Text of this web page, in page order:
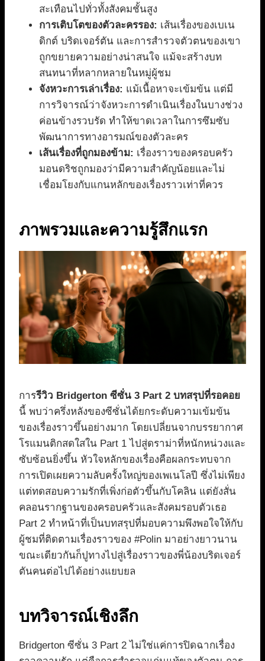
สะเทือนไปทั่วทั้งสังคมชั้นสูง
การเติบโตของตัวละครรอง: เส้นเรื่องของเบเน
ดิกต์ บริดเจอร์ตัน และการสำรวจตัวตนของเขา
ถูกขยายความอย่างน่าสนใจ แม้จะสร้างบท
สนทนาที่หลากหลายในหมู่ผู้ชม
จังหวะการเล่าเรื่อง: แม้เนื้อหาจะเข้มข้น แต่มี
การวิจารณ์ว่าจังหวะการดำเนินเรื่องในบางช่วง
ค่อนข้างรวบรัด ทำให้ขาดเวลาในการซึมซับ
พัฒนาการทางอารมณ์ของตัวละคร
เส้นเรื่องที่ถูกมองข้าม: เรื่องราวของครอบครัว
มอนดริชถูกมองว่ามีความสำคัญน้อยและไม่
เชื่อมโยงกับแกนหลักของเรื่องราวเท่าที่ควร
ภาพรวมและความรู้สึกแรก
การรีวิว Bridgerton ซีซั่น 3 Part 2 บทสรุปที่รอคอย
นี้ พบว่าครึ่งหลังของซีซั่นได้ยกระดับความเข้มข้น
ของเรื่องราวขึ้นอย่างมาก โดยเปลี่ยนจากบรรยากาศ
โรแมนติกสดใสใน Part 1 ไปสู่ดราม่าที่หนักหน่วงและ
ซับซ้อนยิ่งขึ้น หัวใจหลักของเรื่องคือผลกระทบจาก
การเปิดเผยความลับครั้งใหญ่ของเพเนโลปี ซึ่งไม่เพียง
แต่ทดสอบความรักที่เพิ่งก่อตัวขึ้นกับโคลิน แต่ยังสั่น
คลอนรากฐานของครอบครัวและสังคมรอบตัวเธอ
Part 2 ทำหน้าที่เป็นบทสรุปที่มอบความพึงพอใจให้กับ
ผู้ชมที่ติดตามเรื่องราวของ #Polin มาอย่างยาวนาน
ขณะเดียวกันก็ปูทางไปสู่เรื่องราวของพี่น้องบริดเจอร์
ตันคนต่อไปได้อย่างแยบยล
บทวิจารณ์เชิงลึก
Bridgerton ซีซั่น 3 Part 2 ไม่ใช่แค่การปิดฉากเรื่อง